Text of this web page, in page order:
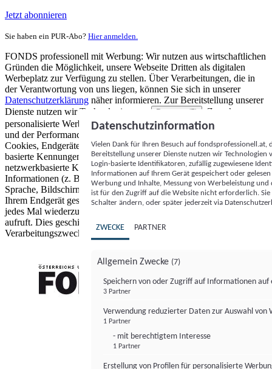
Jetzt abonnieren
Sie haben ein PUR-Abo? Hier anmelden.
FONDS professionell mit Werbung: Wir nutzen aus wirtschaftlichen
Gründen die Möglichkeit, unsere Webseite Dritten als digitalen
Werbeplatz zur Verfügung zu stellen. Über Verarbeitungen, die in
der Verantwortung von uns liegen, können Sie sich in unserer
Datenschutzerklärung näher informieren. Zur Bereitstellung unserer
Dienste nutzen wir Technologien von
Partnern (5)
. Zwecke:
personalisierte Werbung und Inhalte, Messung von Werbeleistung
und der Performance von Inhalten sowie Zielgruppenforschung.
Cookies, Endgeräte- oder ähnliche Online-Kennungen (z. B. login-
basierte Kennungen, zufällig generierte Kennungen,
netzwerkbasierte Kennungen) können zusammen mit anderen
Informationen (z. B. Browsertyp und Browserinformationen,
Sprache, Bildschirmgröße, unterstützte Technologien usw.) auf
Ihrem Endgerät gespeichert oder von dort ausgelesen werden, um es
jedes Mal wiederzuerkennen, wenn es eine App oder einer Webseite
aufruft. Dies geschieht für einen oder mehrere der hier aufgeführten
Verarbeitungszwecke.
Datenschutzinformation
Vielen Dank für Ihren Besuch auf
Bereitstellung unserer Dienste nutzen wir Technologien
Login-basierte Identifikatoren, zufällig zugewiesene
Informationen auf Ihrem Gerät gespeichert oder
Werbung und Inhalte, Messung von Werbeleistung
ist für den Zugriff auf die Website nicht erforderlich.
Schalter ändern, oder später jederzeit via
ZWECKE PARTNER
Allgemein Zwecke (7)
Speichern von oder Zugriff auf Informationen auf
3 Partner
Verwendung reduzierter Daten zur Auswahl von
1 Partner
- mit berechtigtem Interesse
1 Partner
Erstellung von Profilen für personalisierte
FONDS professionell